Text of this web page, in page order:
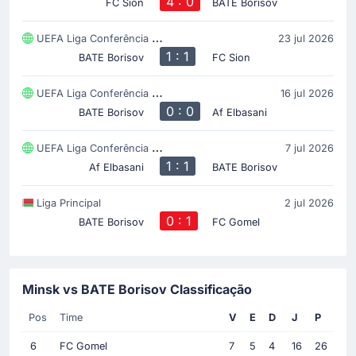
FC Sion
BATE Borisov
UEFA Liga Conferência da Europa
23 jul 2026
BATE Borisov
1 : 1 FC Sion
UEFA Liga Conferência da Europa
16 jul 2026
BATE Borisov
0 : 0 Af Elbasani
UEFA Liga Conferência da Europa
7 jul 2026
Af Elbasani
1 : 1 BATE Borisov
Liga Principal
2 jul 2026
BATE Borisov
0 : 1 FC Gomel
Minsk vs BATE Borisov Classificação
Pos Time V E D J P
6 FC Gomel 7 5 4 16 26